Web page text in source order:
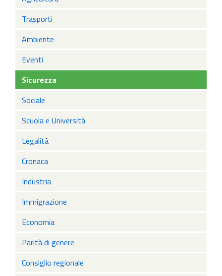
Trasporti
Ambiente
Eventi
Sicurezza
Sociale
Scuola e Università
Legalità
Cronaca
Industria
Immigrazione
Economia
Parità di genere
Consiglio regionale